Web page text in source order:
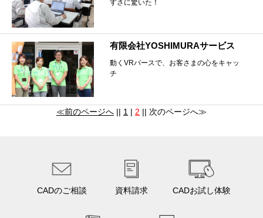
すさに驚いた！
有限会社YOSHIMURAサービス
動くVRパースで、お客さまの心をキャッ
チ
≪前のページへ || 1 | 2 || 次のページへ≫
CADのご相談 資料請求 CADお試し体験